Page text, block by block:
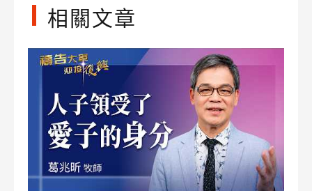
相關文章